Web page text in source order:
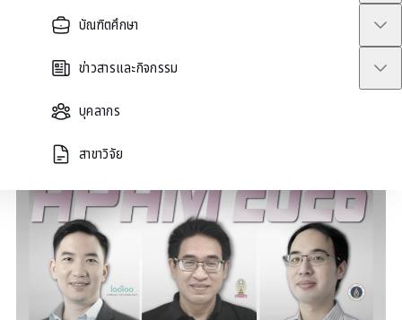
บัณฑิตศึกษา
ข่าวสารและกิจกรรม
บุคลากร
สาขาวิจัย
February 2, 2026